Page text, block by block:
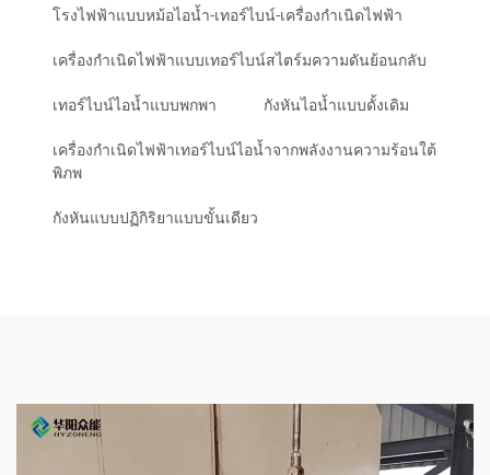
โรงไฟฟ้าแบบหม้อไอน้ำ-เทอร์ไบน์-เครื่องกำเนิดไฟฟ้า
เครื่องกำเนิดไฟฟ้าแบบเทอร์ไบน์สไตร์มความดันย้อนกลับ
เทอร์ไบน์ไอน้ำแบบพกพา กังหันไอน้ำแบบดั้งเดิม
เครื่องกำเนิดไฟฟ้าเทอร์ไบน์ไอน้ำจากพลังงานความร้อนใต้
พิภพ
กังหันแบบปฏิกิริยาแบบขั้นเดียว